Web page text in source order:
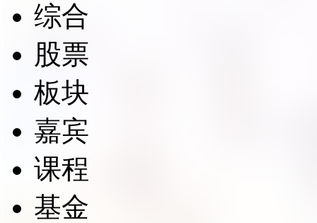
综合
股票
板块
嘉宾
课程
基金